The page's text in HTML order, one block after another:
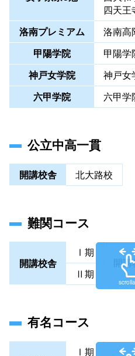
四天王
洛南プレミアム 洛南高
甲陽学院
甲陽学
神戸女学院
神戸女
六甲学院
六甲学
公立中高一貫
開講校舎 北大路校
難関コース
開講校舎
Ⅰ期
開
Ⅱ期
有名コース
Ⅰ期